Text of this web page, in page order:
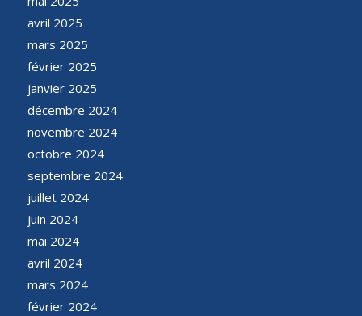
avril 2025
mars 2025
février 2025
janvier 2025
décembre 2024
novembre 2024
octobre 2024
septembre 2024
juillet 2024
juin 2024
mai 2024
avril 2024
mars 2024
février 2024